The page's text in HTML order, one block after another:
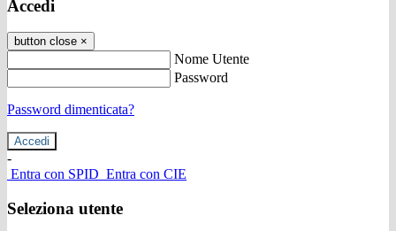
Accedi
button close ×
Nome Utente
Password
Password dimenticata?
-
Entra con SPID Entra con CIE
Seleziona utente